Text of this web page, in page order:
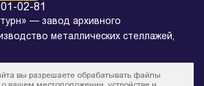
02-81
— завод архивного
металлических стеллажей,
персональных данных
в процессе обновления и не являются
вы разрешаете обрабатывать файлы